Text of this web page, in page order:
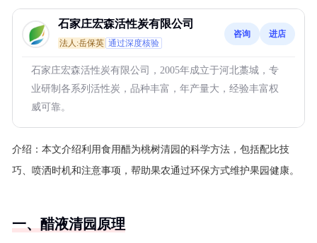
石家庄宏森活性炭有限公司
法人:岳保英 通过深度核验
咨询 进店
石家庄宏森活性炭有限公司，2005年成立于河北藁城，专
业研制各系列活性炭，品种丰富，年产量大，经验丰富权
威可靠。
介绍： 本文介绍利用食用醋为桃树清园的科学方法，包括配比技
巧、喷洒时机和注意事项，帮助果农通过环保方式维护果园健康。
一、醋液清园原理